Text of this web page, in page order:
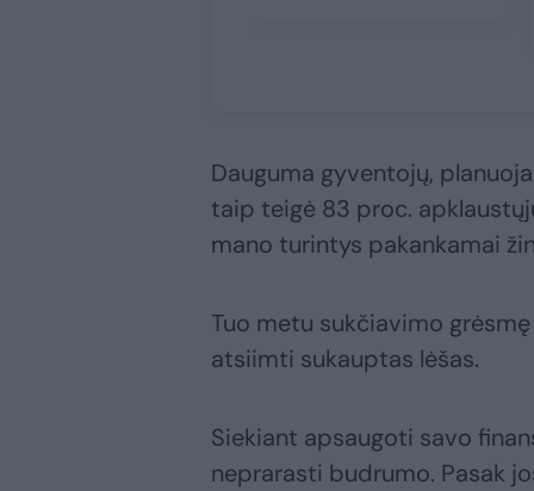
Dauguma gyventojų,
taip teigė 83 proc.
mano turintys pakankamai
Tuo metu sukčiavimo
atsiimti sukauptas lėšas.
Siekiant apsaugoti savo
neprarasti budrumo. Pasak